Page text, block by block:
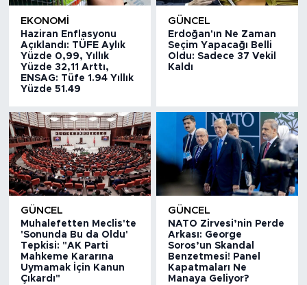
EKONOMİ
Haziran Enflasyonu
Açıklandı: TÜFE Aylık
Yüzde 0,99, Yıllık
Yüzde 32,11 Arttı,
ENSAG: Tüfe 1.94 Yıllık
Yüzde 51.49
GÜNCEL
Erdoğan'ın Ne Zaman
Seçim Yapacağı Belli
Oldu: Sadece 37 Vekil
Kaldı
GÜNCEL
Muhalefetten Meclis'te
'Sonunda Bu da Oldu'
Tepkisi: "AK Parti
Mahkeme Kararına
Uymamak İçin Kanun
Çıkardı"
GÜNCEL
NATO Zirvesi’nin Perde
Arkası: George
Soros’un Skandal
Benzetmesi! Panel
Kapatmaları Ne
Manaya Geliyor?